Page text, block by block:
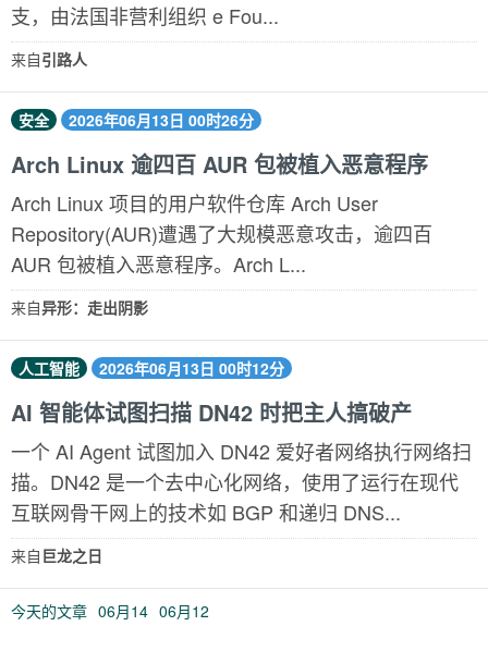
支，由法国非营利组织 e Fou...
来自引路人
安全 2026年06月13日 00时26分
Arch Linux 逾四百 AUR 包被植入恶意程序
Arch Linux 项目的用户软件仓库 Arch User
Repository(AUR)遭遇了大规模恶意攻击，逾四百
AUR 包被植入恶意程序。Arch L...
来自异形：走出阴影
人工智能 2026年06月13日 00时12分
AI 智能体试图扫描 DN42 时把主人搞破产
一个 AI Agent 试图加入 DN42 爱好者网络执行网络扫
描。DN42 是一个去中心化网络，使用了运行在现代
互联网骨干网上的技术如 BGP 和递归 DNS...
来自 巨龙之日
今天的文章 06月14 06月12